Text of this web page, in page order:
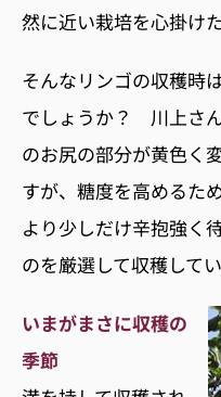
然に近い栽培を心掛け
そんなリンゴの収穫時
でしょうか？ 川上さ
のお尻の部分が黄色く
すが、糖度を高めるた
より少しだけ辛抱強く
のを厳選して収穫して
いまがまさに収穫の
季節